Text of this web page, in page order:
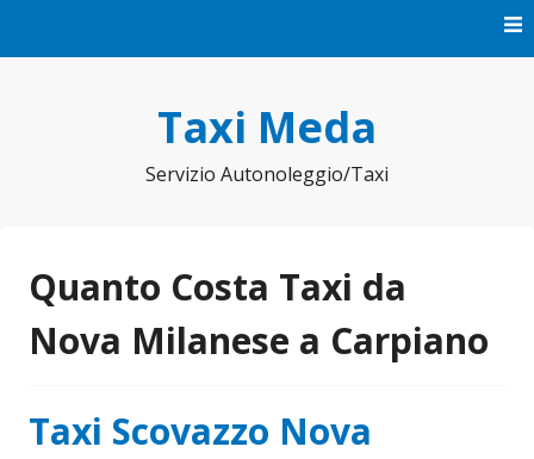
Taxi Meda
Servizio Autonoleggio/Taxi
Quanto Costa Taxi da
Nova Milanese a Carpiano
Taxi Scovazzo Nova